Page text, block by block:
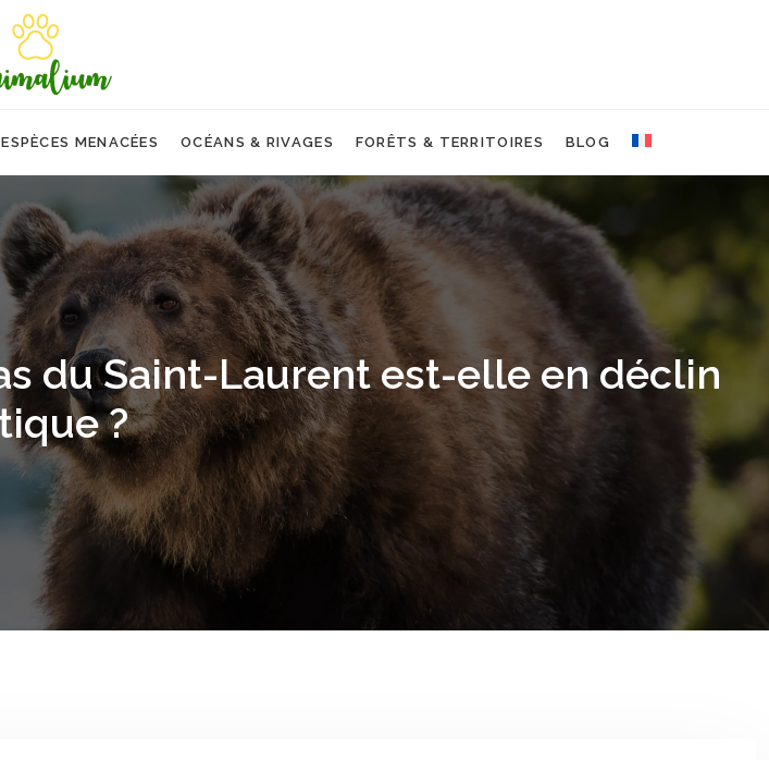
ESPÈCES MENACÉES OCÉANS & RIVAGES FORÊTS & TERRITOIRES BLOG
du Saint-Laurent est-elle en déclin
?